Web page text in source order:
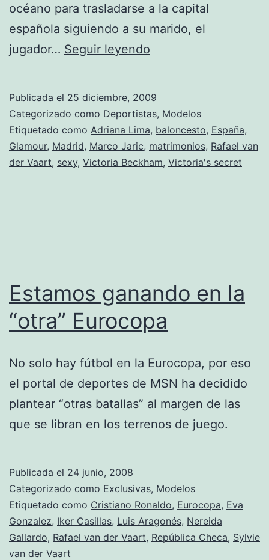
océano para trasladarse a la capital
española siguiendo a su marido, el
jugador… Seguir leyendo
viene
a
vivir
a
Publicada el 25 diciembre, 2009
Categorizado como Deportistas, Modelos
Etiquetado como Adriana Lima, baloncesto, España,
Glamour, Madrid, Marco Jaric, matrimonios, Rafael van
der Vaart, sexy, Victoria Beckham, Victoria's secret
Estamos ganando en la
“otra” Eurocopa
No solo hay fútbol en la Eurocopa, por eso
el portal de deportes de MSN ha decidido
plantear “otras batallas” al margen de las
que se libran en los terrenos de juego.
Publicada el 24 junio, 2008
Categorizado como Exclusivas, Modelos
Etiquetado como Cristiano Ronaldo, Eurocopa, Eva
Gonzalez, Iker Casillas, Luis Aragonés, Nereida
Gallardo, Rafael van der Vaart, República Checa, Sylvie
van der Vaart